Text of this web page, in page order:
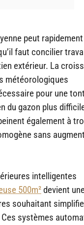
peut rapidement
faut concilier
extérieur. La
météorologiques
pour une
du gazon plus
également à
sans
intelligentes
500m²devient
souhaitant
Ces systèmes